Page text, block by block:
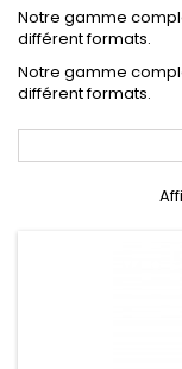
Notre gamme
différent formats.
Notre gamme
différent formats.